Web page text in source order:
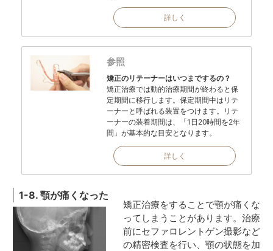
詳しく
参照
矯正のリテーナーはいつまでするの？
矯正治療では動的治療期間が終わると保
定期間に移行します。保定期間中はリテ
ーナーと呼ばれる装置をつけます。リテ
ーナーの装着期間は、「1日20時間を2年
間」が基本的な目安となります。
詳しく
1-8. 顎が痛くなった
矯正治療をすることで顎が痛くな
ってしまうことがあります。治療
前にセファロレントゲン撮影など
の精密検査を行い、顎の状態を加